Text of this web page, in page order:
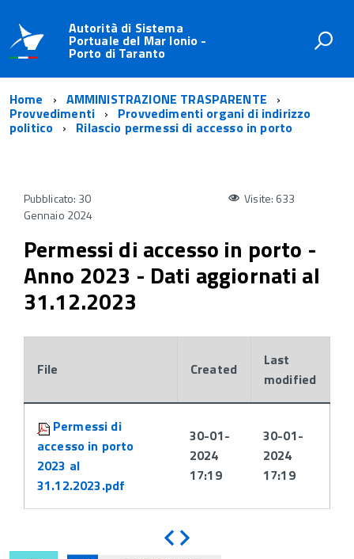
Autorità di Sistema
Portuale del Mar Ionio -
Porto di Taranto
Home AMMINISTRAZIONE TRASPARENTE
Provvedimenti Provvedimenti organi di indirizzo
politico Rilascio permessi di accesso in porto
Pubblicato: 30
Gennaio 2024
Visite: 633
Permessi di accesso in porto -
Anno 2023 - Dati aggiornati al
31.12.2023
Attachments:
File Created
Last
modified
Permessi di
accesso in porto
2023 al
31.12.2023.pdf
30-01-
2024
17:19
30-01-
2024
17:19
Indietro